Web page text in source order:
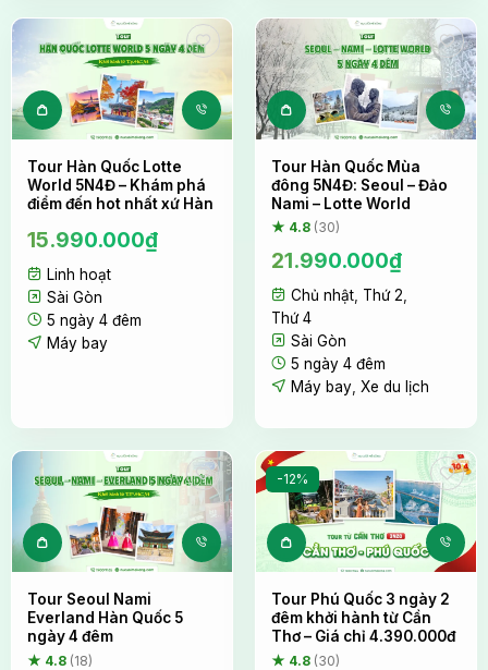
Tour Hàn Quốc Lotte
World 5N4Đ – Khám phá
điểm đến hot nhất xứ Hàn
15.990.000₫
Linh hoạt
Sài Gòn
5 ngày 4 đêm
Máy bay
Tour Hàn Quốc Mùa
đông 5N4Đ: Seoul – Đảo
Nami – Lotte World
★ 4.8 (30)
21.990.000₫
Chủ nhật, Thứ 2,
Thứ 4
Sài Gòn
5 ngày 4 đêm
Máy bay, Xe du lịch
Tour Seoul Nami
Everland Hàn Quốc 5
ngày 4 đêm
★ 4.8 (18)
-12%
Tour Phú Quốc 3 ngày 2
đêm khởi hành từ Cần
Thơ – Giá chỉ 4.390.000đ
★ 4.8 (30)